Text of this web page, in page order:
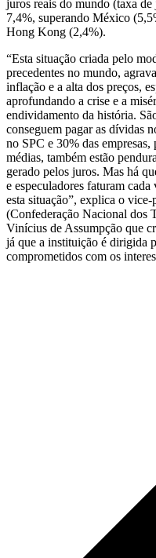
juros reais do mundo (taxa
7,4%, superando México
Hong Kong (2,4%).
“Esta situação criada pelo
precedentes no mundo,
inflação e a alta dos preços,
aprofundando a crise e a
endividamento da história.
conseguem pagar as dívidas
no SPC e 30% das
médias, também estão
gerado pelos juros. Mas há
e especuladores faturam
esta situação”, explica o
(Confederação Nacional dos
Vinícius de Assumpção que
já que a instituição é dirigida
comprometidos com os